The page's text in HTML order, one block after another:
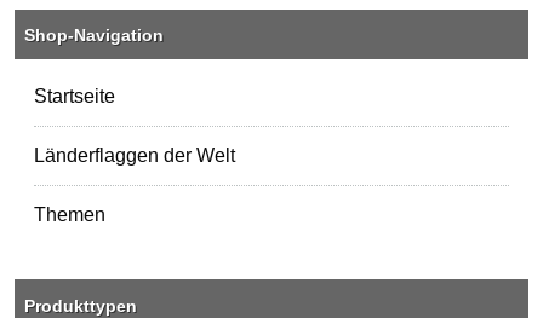
Shop-Navigation
Startseite
Länderflaggen der Welt
Themen
Produkttypen